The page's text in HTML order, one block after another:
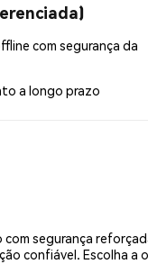
com segurança da
a longo prazo
segurança
confiável. Escolha a